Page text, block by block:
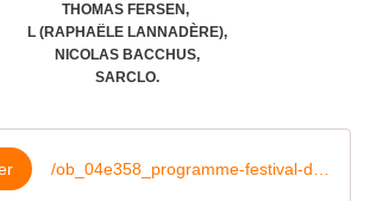
THOMAS FERSEN,
L (RAPHAËLE LANNADÈRE),
NICOLAS BACCHUS,
SARCLO.